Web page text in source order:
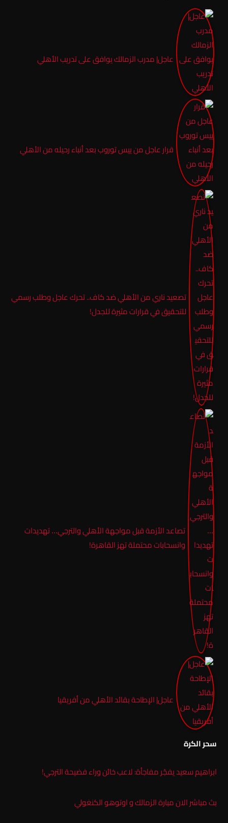
عاجل| مدرب الزمالك يوافق على تدريب الأهلي
قرار عاجل من ييس توروب بعد أنباء رحيله من الأهلي
تصعيد ناري من الأهلي ضد كاف.. تحرك عاجل وطلب رسمي
للتحقيق في قرارات مثيرة للجدل!
تصاعد الأزمة قبل مواجهة الأهلي والترجي… تهديدات
وانسحابات محتملة تهز القاهرة!
عاجل| الإطاحة بقائد الأهلي من أفريقيا
سحر الكرة
ابراهيم سعيد يفجّر مفاجأة: لاعب خائن وراء فضيحة الترجي!
بث مباشر الان مبارة الزمالك و اوتوهو الكنغولي